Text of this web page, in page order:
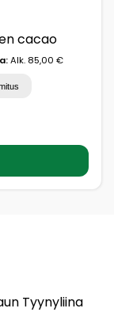
cacao
Alk. 85,00 €
Tyynyliina